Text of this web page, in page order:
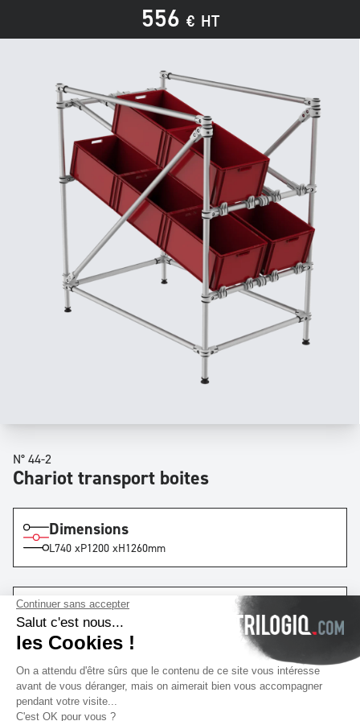
556 € HT
N° 44-2
Chariot transport boites
Dimensions
L740 xP1200 xH1260mm
Niveaux
x2
Voies
x1avec 4tubespar voie